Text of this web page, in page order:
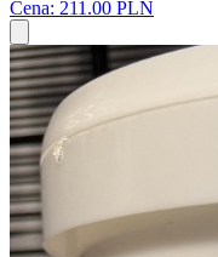
Cena: 211.00 PLN